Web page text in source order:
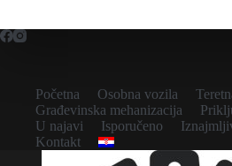
Početna Osobna vozila
Građevinska mehanizacija
U najavi
Isporučeno
Kontakt